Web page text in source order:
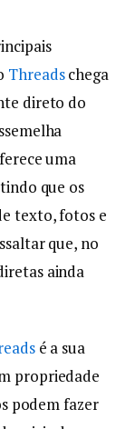
Threadschega
direto do
uma
que os
texto, fotos e
que, no
ainda
é a sua
propriedade
podem fazer